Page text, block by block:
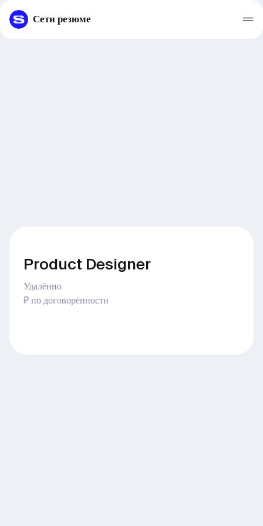
Сети резюме
Product Designer
Удалённо
₽ по договорённости